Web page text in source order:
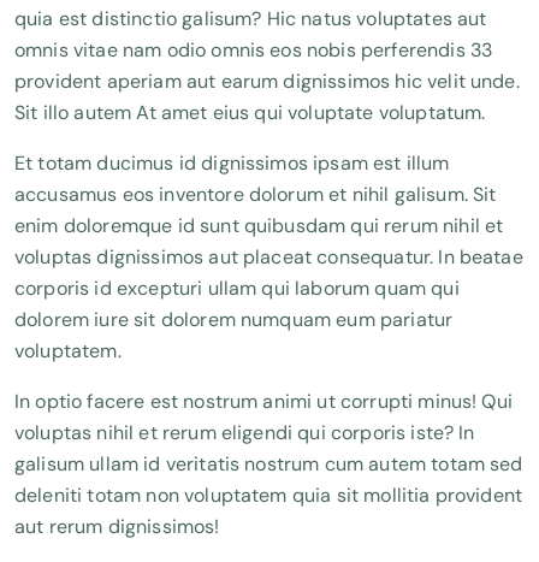
quia est distinctio galisum? Hic natus voluptates aut
omnis vitae nam odio omnis eos nobis perferendis 33
provident aperiam aut earum dignissimos hic velit unde.
Sit illo autem At amet eius qui voluptate voluptatum.
Et totam ducimus id dignissimos ipsam est illum
accusamus eos inventore dolorum et nihil galisum. Sit
enim doloremque id sunt quibusdam qui rerum nihil et
voluptas dignissimos aut placeat consequatur. In beatae
corporis id excepturi ullam qui laborum quam qui
dolorem iure sit dolorem numquam eum pariatur
voluptatem.
In optio facere est nostrum animi ut corrupti minus! Qui
voluptas nihil et rerum eligendi qui corporis iste? In
galisum ullam id veritatis nostrum cum autem totam sed
deleniti totam non voluptatem quia sit mollitia provident
aut rerum dignissimos!